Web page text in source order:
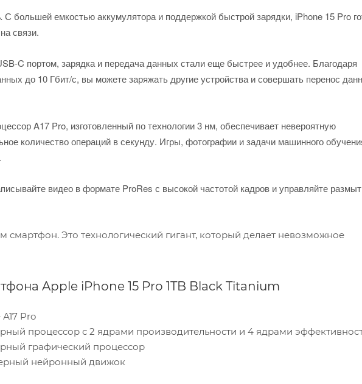
С большей емкостью аккумулятора и поддержкой быстрой зарядки, iPhone 15 Pro
связи.
C портом, зарядка и передача данных стали еще быстрее и удобнее. Благодаря
до 10 Гбит/с, вы можете заряжать другие устройства и совершать перенос
A17 Pro, изготовленный по технологии 3 нм, обеспечивает невероятную
количество операций в секунду. Игры, фотографии и задачи машинного
видео в формате ProRes с высокой частотой кадров и управляйте
смартфон. Это технологический гигант, который делает невозможное
Apple iPhone 15 Pro 1TB Black Titanium
Pro
процессор с 2 ядрами производительности и 4 ядрами
графический процессор
нейронный движок